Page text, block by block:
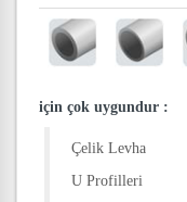
için çok uygundur :
Çelik Levha
U Profilleri